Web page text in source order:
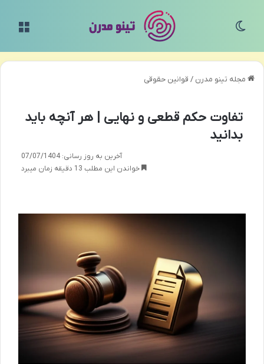
مجله تینو مدرن / قوانین حقوقی
تفاوت حکم قطعی و نهایی | هر آنچه باید
بدانید
آخرین به روز رسانی: 07/07/1404
خواندن این مطلب 13 دقیقه زمان میبرد